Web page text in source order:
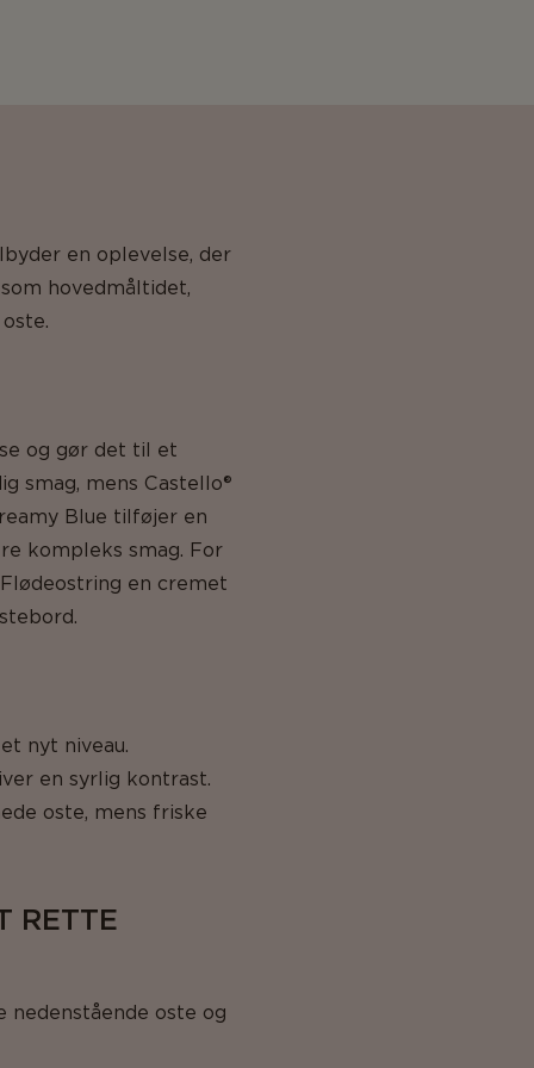
en oplevelse, der
hovedmåltidet,
og gør det til et
smag, mens Castello®
Blue tilføjer en
kompleks smag. For
en cremet
nyt niveau.
en syrlig kontrast.
oste, mens friske
RETTE
oste og